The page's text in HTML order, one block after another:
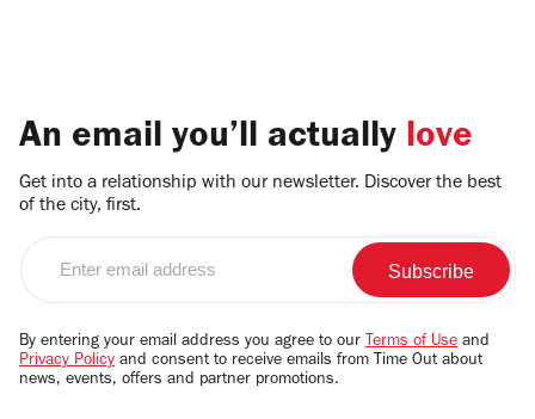
An email you’ll actually love
Get into a relationship with our newsletter. Discover the best
of the city, first.
email
By entering your email address you agree to our Terms of Use and
Privacy Policy and consent to receive emails from Time Out about
news, events, offers and partner promotions.